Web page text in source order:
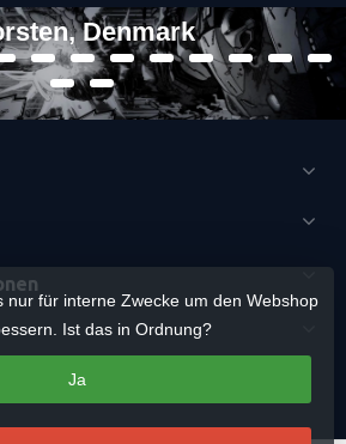
Denmark
nur für interne Zwecke um den Webshop
Ist das in Ordnung?
Ja